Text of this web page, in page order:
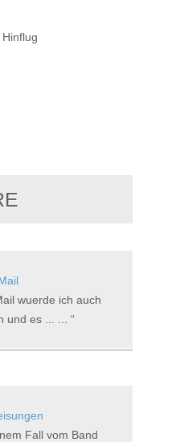
Hinflug
wuerde ich auch
und es ... ...
Fall vom Band